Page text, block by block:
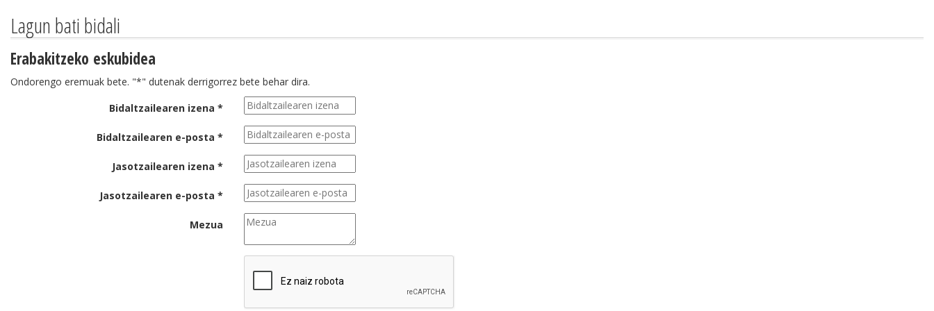
Lagun bati bidali
Erabakitzeko eskubidea
Ondorengo eremuak bete. "*" dutenak derrigorrez bete behar dira.
Bidaltzailearen izena *
Bidaltzailearen e-posta *
Jasotzailearen izena *
Jasotzailearen e-posta *
Mezua